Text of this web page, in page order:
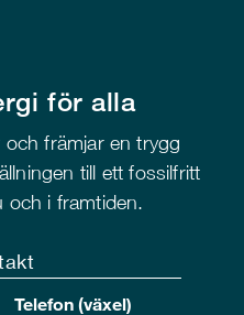
för alla
och främjar en trygg
till ett fossilfritt
och i framtiden.
Telefon (växel)